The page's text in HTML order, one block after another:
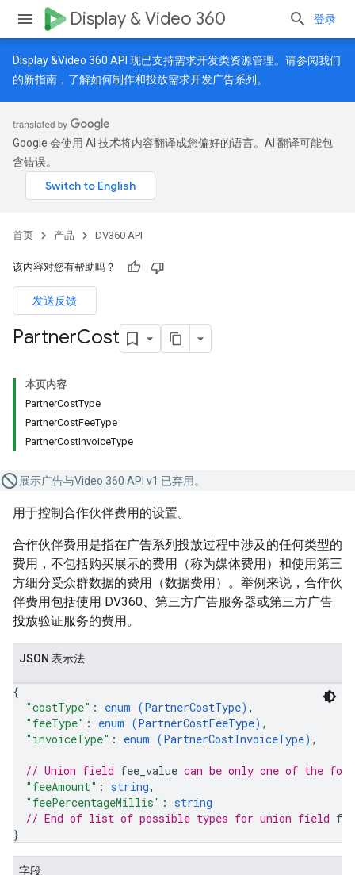
Display & Video 360 登录
Display &Video 360 API 现已支持需求开发类资源管理。请参阅我们
的新指南 ，了解如何制作和投放需求开发广告系列。
Google 会使用 AI 技术将内容翻译成您偏好的语言。AI 翻译可能包
含错误。
首页 产品 DV360 API
该内容对您有帮助吗？
发送反馈
PartnerCost
本页内容
PartnerCostType
PartnerCostFeeType
PartnerCostInvoiceType
展示广告与Video 360 API v1 已弃用。
用于控制合作伙伴费用的设置。
合作伙伴费用是指在广告系列投放过程中涉及的任何类型的
费用，不包括购买展示的费用（称为媒体费用）和使用第三
方细分受众群数据的费用（数据费用）。举例来说，合作伙
伴费用包括使用 DV360、第三方广告服务器或第三方广告
投放验证服务的费用。
JSON 表示法
{
"costType" : enum (PartnerCostType) ,
"feeType" : enum (PartnerCostFeeType) ,
"invoiceType" : enum (PartnerCostInvoiceType) ,
// Union field fee_value can be only one of the
"feeAmount" : string,
"feePercentageMillis" : string
// End of list of possible types for union field
}
字段